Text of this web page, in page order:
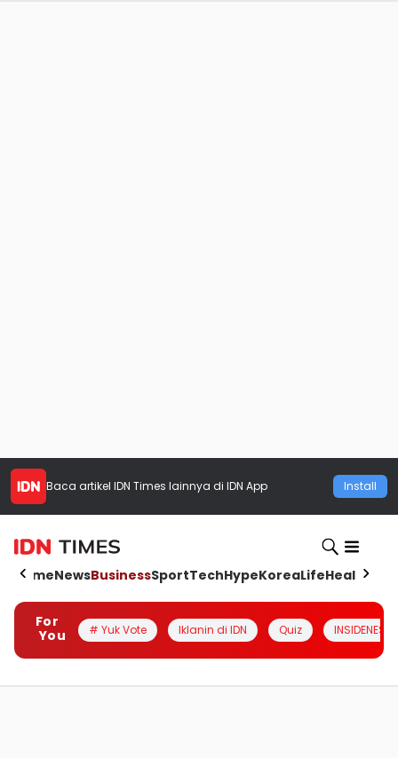
Baca artikel IDN Times lainnya di IDN App Install
HomeNewsBusinessSportTechHypeKoreaLifeHealth
For
You
# Yuk Vote Iklanin di IDN Quiz INSIDENESIA